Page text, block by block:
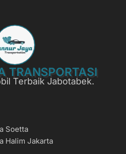
TRANSPORTASI
Terbaik Jabotabek.
Soetta
Halim Jakarta